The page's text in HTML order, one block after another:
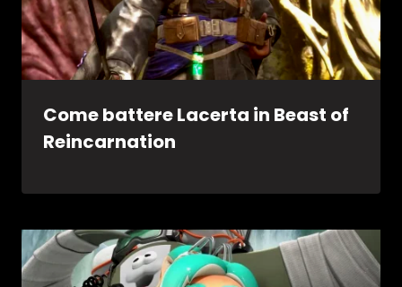
Come battere Lacerta in Beast of
Reincarnation